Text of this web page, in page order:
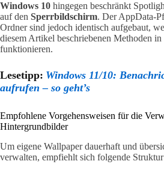
Windows 10 hingegen beschränkt
auf den Sperrbildschirm. Der AppData-
Ordner sind jedoch identisch aufgebaut,
diesem Artikel beschriebenen Methoden in
funktionieren.
Lesetipp: Windows 11/10:
aufrufen – so geht’s
Empfohlene Vorgehensweisen für die
Hintergrundbilder
Um eigene Wallpaper dauerhaft und
verwalten, empfiehlt sich folgende